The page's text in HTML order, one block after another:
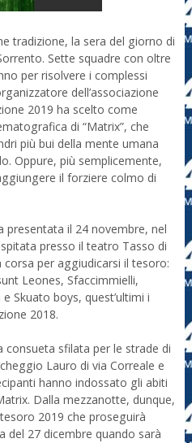
tradizione, la sera del giorno di
Sette squadre con oltre
per risolvere i complessi
dell’associazione
2019 ha scelto come
di “Matrix”, che
più bui della mente umana
Oppure, più semplicemente,
il forziere colmo di
presentata il 24 novembre, nel
presso il teatro Tasso di
per aggiudicarsi il tesoro:
Leones, Sfaccimmielli,
Skuato boys, quest’ultimi i
2018.
consueta sfilata per le strade di
Lauro di via Correale e
hanno indossato gli abiti
Dalla mezzanotte, dunque,
2019 che proseguirà
del 27 dicembre quando sarà